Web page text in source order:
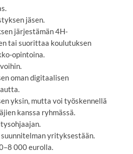
jäsen.
järjestämän 4H-
tai suorittaa koulutuksen
opintoina.
oman digitaalisen
yksin, mutta voi työskennellä
kanssa ryhmässä.
yrityksestään.
000 eurolla.